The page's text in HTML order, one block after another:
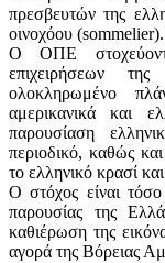
πρεσβευτών της
οινοχόου (sommelier).
Ο ΟΠΕ
επιχειρήσεων
ολοκληρωμένο
αμερικανικά και
παρουσίαση
περιοδικό, καθώς
το ελληνικό κρασί
Ο στόχος είναι
παρουσίας της
καθιέρωση της
αγορά της Βόρειας